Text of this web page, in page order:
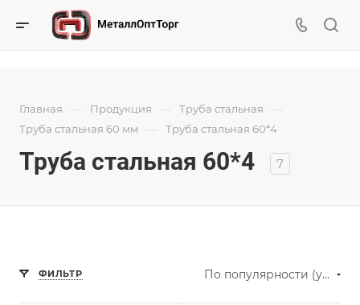
Главная — Продукция — Труба стальная —
Труба стальная 60 мм — Труба стальная 60*4
Труба стальная 60*4 7
ФИЛЬТР По популярности (убывание)